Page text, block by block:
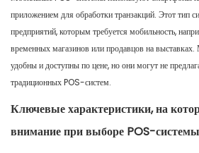
приложением для обработки транзакций. Этот тип
предприятий, которым требуется мобильность,
временных магазинов или продавцов на
удобны и доступны по цене, но они могут не
традиционных POS-систем.
Ключевые характеристики, на
внимание при выборе POS-